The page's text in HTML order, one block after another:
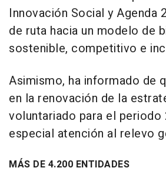
Innovación Social y Agenda
de ruta hacia un modelo de
sostenible, competitivo e
Asimismo, ha informado de
en la renovación de la
voluntariado para el periodo
especial atención al relevo
MÁS DE 4.200 ENTIDADES